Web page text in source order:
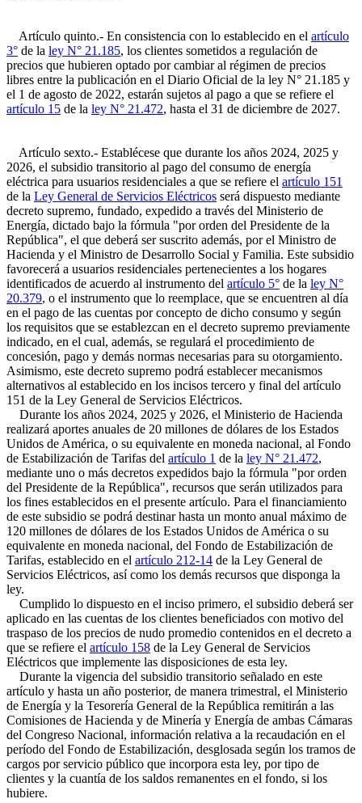
Artículo quinto.- En consistencia con lo establecido en el artículo
3° de la ley N° 21.185, los clientes sometidos a regulación de
precios que hubieren optado por cambiar al régimen de precios
libres entre la publicación en el Diario Oficial de la ley N° 21.185 y
el 1 de agosto de 2022, estarán sujetos al pago a que se refiere el
artículo 15 de la ley N° 21.472, hasta el 31 de diciembre de 2027.
Artículo sexto.- Establécese que durante los años 2024, 2025 y
2026, el subsidio transitorio al pago del consumo de energía
eléctrica para usuarios residenciales a que se refiere el artículo 151
de la Ley General de Servicios Eléctricos será dispuesto mediante
decreto supremo, fundado, expedido a través del Ministerio de
Energía, dictado bajo la fórmula "por orden del Presidente de la
República", el que deberá ser suscrito además, por el Ministro de
Hacienda y el Ministro de Desarrollo Social y Familia. Este subsidio
favorecerá a usuarios residenciales pertenecientes a los hogares
identificados de acuerdo al instrumento del artículo 5° de la ley N°
20.379, o el instrumento que lo reemplace, que se encuentren al día
en el pago de las cuentas por concepto de dicho consumo y según
los requisitos que se establezcan en el decreto supremo previamente
indicado, en el cual, además, se regulará el procedimiento de
concesión, pago y demás normas necesarias para su otorgamiento.
Asimismo, este decreto supremo podrá establecer mecanismos
alternativos al establecido en los incisos tercero y final del artículo
151 de la Ley General de Servicios Eléctricos.
Durante los años 2024, 2025 y 2026, el Ministerio de Hacienda
realizará aportes anuales de 20 millones de dólares de los Estados
Unidos de América, o su equivalente en moneda nacional, al Fondo
de Estabilización de Tarifas del artículo 1 de la ley N° 21.472,
mediante uno o más decretos expedidos bajo la fórmula "por orden
del Presidente de la República", recursos que serán utilizados para
los fines establecidos en el presente artículo. Para el financiamiento
de este subsidio se podrá destinar hasta un monto anual máximo de
120 millones de dólares de los Estados Unidos de América o su
equivalente en moneda nacional, del Fondo de Estabilización de
Tarifas, establecido en el artículo 212-14 de la Ley General de
Servicios Eléctricos, así como los demás recursos que disponga la
ley.
Cumplido lo dispuesto en el inciso primero, el subsidio deberá ser
aplicado en las cuentas de los clientes beneficiados con motivo del
traspaso de los precios de nudo promedio contenidos en el decreto a
que se refiere el artículo 158 de la Ley General de Servicios
Eléctricos que implemente las disposiciones de esta ley.
Durante la vigencia del subsidio transitorio señalado en este
artículo y hasta un año posterior, de manera trimestral, el Ministerio
de Energía y la Tesorería General de la República remitirán a las
Comisiones de Hacienda y de Minería y Energía de ambas Cámaras
del Congreso Nacional, información relativa a la recaudación en el
período del Fondo de Estabilización, desglosada según los tramos de
cargos por servicio público que incorpora esta ley, por tipo de
clientes y la cuantía de los saldos remanentes en el fondo, si los
hubiere.